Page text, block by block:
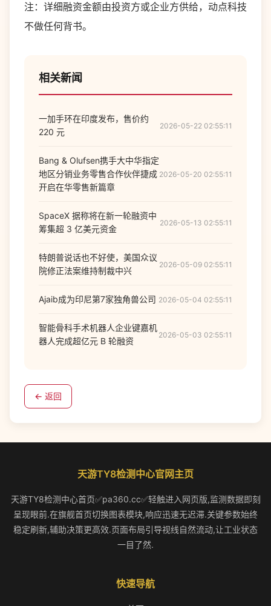
注：详细融资金额由投资方或企业方供给，动点科技
不做任何背书。
相关新闻
一加手环在印度发布，售价约
220 元
2026-05-22 02:55:11
Bang & Olufsen携手大中华指定
地区分销业务零售合作伙伴捷成
开启在华零售新篇章
2026-05-20 02:55:11
SpaceX 据称将在新一轮融资中
筹集超 3 亿美元资金
2026-05-13 02:55:11
特朗普说话也不好使，美国众议
院修正法案维持制裁中兴
2026-05-09 02:55:11
Ajaib成为印尼第7家独角兽公司 2026-05-04 02:55:11
智能骨科手术机器人企业键嘉机
器人完成超亿元 B 轮融资
2026-05-03 02:55:11
← 返回
天游TY8检测中心官网主页
天游TY8检测中心首页✅pa360.cc✅轻触进入网页版,监测数据即刻
呈现眼前.在旗舰首页切换图表模块,响应迅速无迟滞.关键参数始终
稳定刷新,辅助决策更高效.页面布局引导视线自然流动,让工业状态
一目了然.
快速导航